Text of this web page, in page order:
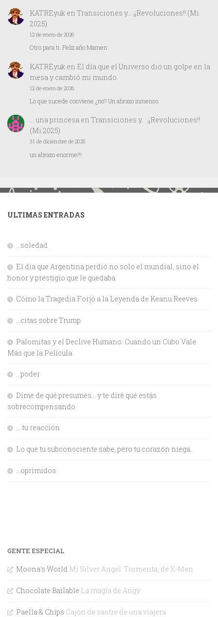
KATREyuken Transiciones y… ¡¡Revoluciones!! (Mi
2025)
12 de enero de 2026
Otro para ti. Feliz año Mamen
KATREyuk en El día que el Universo dio un golpe en la
mesa y cambió mi mundo.
12 de enero de 2026
Lo que sucede conviene ¿no? Un abrazo inmenso
… una princesaen Transiciones y… ¡¡Revoluciones!!
(Mi 2025)
31 de diciembre de 2025
un abrazo enorme!!!
ULTIMAS ENTRADAS
…soledad
El día que Argentina perdió no solo el mundial, sino el
honor y prestigio que le quedaba.
Cómo la Tragedia Forjó a la Leyenda de Keanu Reeves
…citas sobre Trump
Palomitas y el Declive Humano: Cuando un Cubo Vale
Más que la Película
…poder
Dime de qué presumes… y te diré qué estás
sobrecompensando
… tu reacción
Lo que tu subconsciente sabe, pero tu corazón niega.
…oprimidos
GENTE ESPECIAL
Moona's World Mi Silver Angel. Tormenta, de X-Men
Chocolate Bailable La magia de Angy
Paella & Chips Cajón de sastre de una viajera